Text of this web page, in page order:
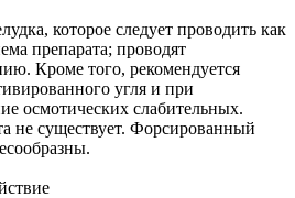
которое следует проводить как
препарата; проводят
Кроме того, рекомендуется
угля и при
осмотических слабительных.
не существует. Форсированный